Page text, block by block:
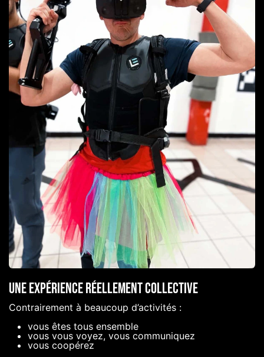
Une expérience réellement collective
Contrairement à beaucoup d’activités :
vous êtes tous ensemble
vous vous voyez, vous communiquez
vous coopérez